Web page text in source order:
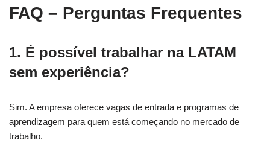
FAQ – Perguntas Frequentes
1. É possível trabalhar na LATAM
sem experiência?
Sim. A empresa oferece vagas de entrada e programas de
aprendizagem para quem está começando no mercado de
trabalho.